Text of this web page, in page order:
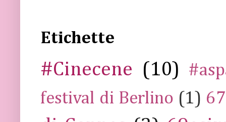
Etichette
#Cinecene (10)
festival di Berlino (1)